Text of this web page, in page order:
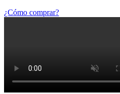
¿Cómo comprar?